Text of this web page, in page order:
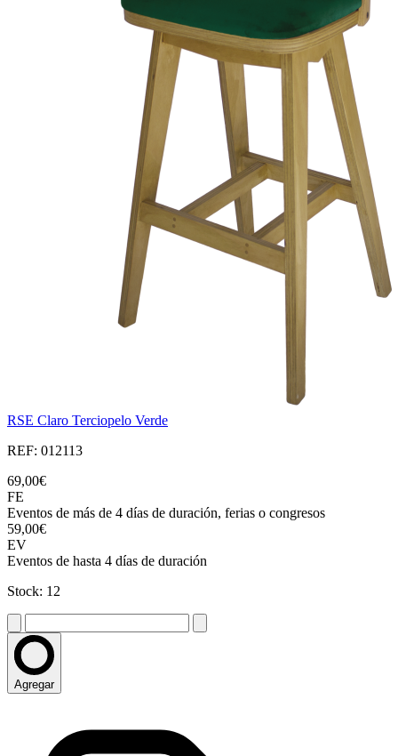
RSE Claro Terciopelo Verde
REF: 012113
69,00€
FE
Eventos de más de 4 días de duración, ferias o congresos
59,00€
EV
Eventos de hasta 4 días de duración
Stock: 12
Agregar